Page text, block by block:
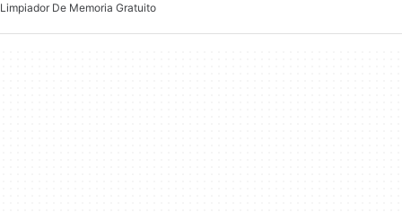
Limpiador De Memoria Gratuito